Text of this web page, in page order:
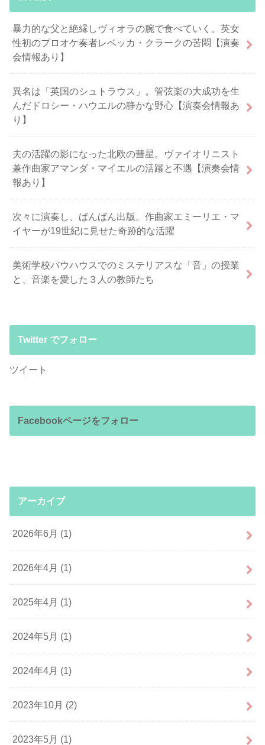
暴力的な父と絶縁しヴィオラの腕で食べていく。英女
性初のプロオケ奏者レベッカ・クラークの苦悶【演奏
会情報あり】
異名は「英国のシュトラウス」。管弦楽の大成功を生
んだドロシー・ハウエルの静かな野心【演奏会情報あ
り】
夫の活躍の影になった北欧の彗星。ヴァイオリニスト
兼作曲家アマンダ・マイエルの活躍と不遇【演奏会情
報あり】
次々に演奏し、ばんばん出版。作曲家エミーリエ・マ
イヤーが19世紀に見せた奇跡的な活躍
美術学校バウハウスでのミステリアスな「音」の授業
と、音楽を愛した３人の教師たち
Twitter でフォロー
ツイート
Facebookページをフォロー
アーカイブ
2026年6月 (1)
2026年4月 (1)
2025年4月 (1)
2024年5月 (1)
2024年4月 (1)
2023年10月 (2)
2023年5月 (1)